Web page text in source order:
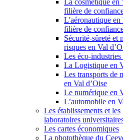
La cosmétique en
filière de
L'aéronautique en
filière de
Sécurité-sûreté et
risques en Val
Les éco-industries
La Logistique en
Les transports de
en Val d’Oise
Le numérique en
L’automobile en
Les établissements et les
laboratoires
Les cartes économiques
La photothèque du